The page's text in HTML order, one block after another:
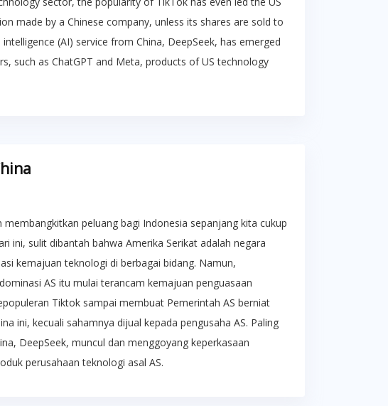
made by a Chinese company, unless its shares are sold to
(AI) service from China, DeepSeek, has emerged
such as ChatGPT and Meta, products of US technology
peluang bagi Indonesia sepanjang kita cukup
ini, sulit dibantah bahwa Amerika Serikat adalah negara
kemajuan teknologi di berbagai bidang. Namun,
AS itu mulai terancam kemajuan penguasaan
Tiktok sampai membuat Pemerintah AS berniat
ini, kecuali sahamnya dijual kepada pengusaha AS. Paling
DeepSeek, muncul dan menggoyang keperkasaan
perusahaan teknologi asal AS.